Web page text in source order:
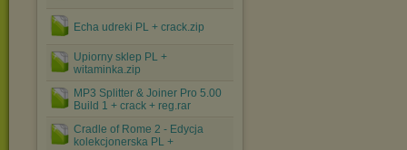
Echa udreki PL + crack.zip
Upiorny sklep PL +
witaminka.zip
MP3 Splitter & Joiner Pro 5.00
Build 1 + crack + reg.rar
Cradle of Rome 2 - Edycja
kolekcjonerska PL +